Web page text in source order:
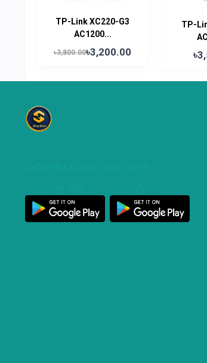
TP-Link XC220-G3
AC1200...
৳3,800.00৳3,200.00
TP-